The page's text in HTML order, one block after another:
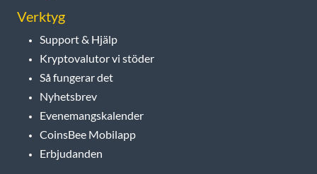
Verktyg
Support & Hjälp
Kryptovalutor vi stöder
Så fungerar det
Nyhetsbrev
Evenemangskalender
CoinsBee Mobilapp
Erbjudanden